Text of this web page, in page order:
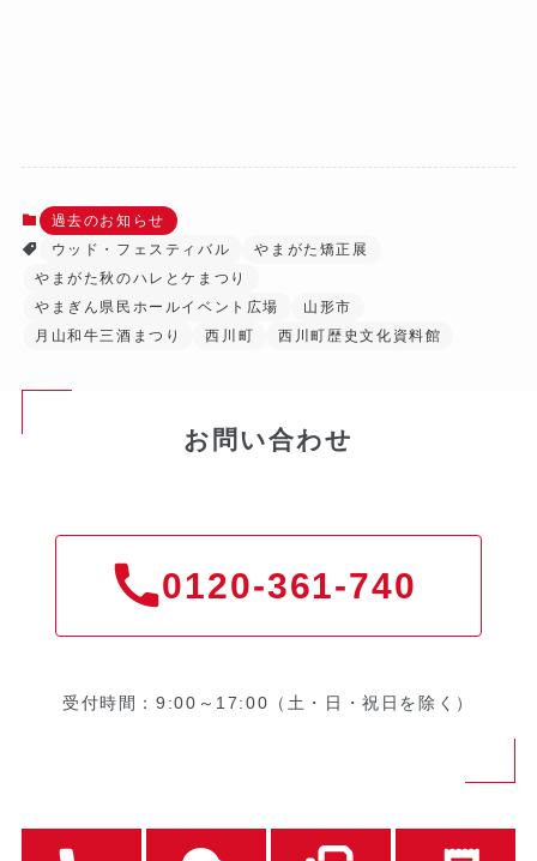
過去のお知らせ
ウッド・フェスティバル
やまがた矯正展
やまがた秋のハレとケまつり
やまぎん県民ホールイベント広場
山形市
月山和牛三酒まつり
西川町 西川町歴史文化資料館
お問い合わせ
0120-361-740
受付時間：9:00～17:00（土・日・祝日を除く）